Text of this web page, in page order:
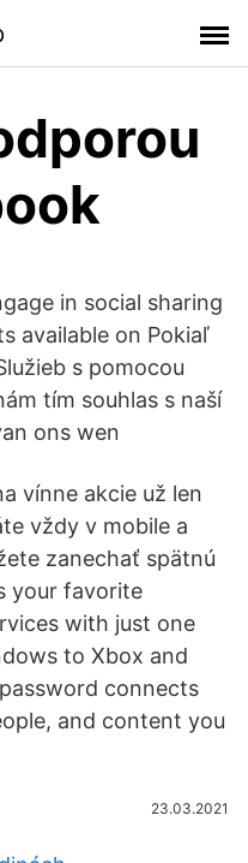
in social sharing
available on Pokiaľ
s pomocou
tím souhlas s naší
ons wen
vínne akcie už len
vždy v mobile a
zanechať spätnú
your favorite
with just one
to Xbox and
connects
and content you
23.03.2021